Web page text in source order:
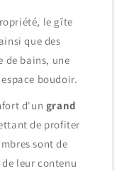
le gîte
que des
de bains, une
boudoir.
d'un grand
de profiter
sont de
leur contenu